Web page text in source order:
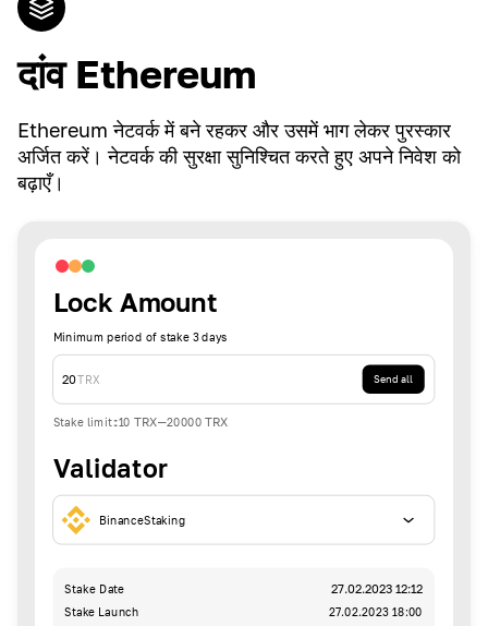
दांव Ethereum
Ethereum नेटवर्क में बने रहकर और उसमें भाग लेकर पुरस्कार
अर्जित करें। नेटवर्क की सुरक्षा सुनिश्चित करते हुए अपने निवेश को
बढ़ाएँ।
Lock Amount
Minimum period of stake 3 days
20TRX Send all
Stake limit:10 TRX-20000 TRX
Validator
BinanceStaking
Stake Date 27.02.2023 12:12
Stake Launch
27.02.2023 18:00